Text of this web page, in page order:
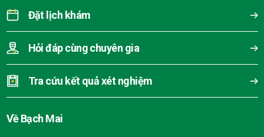
Đặt lịch khám
Hỏi đáp cùng chuyên gia
Tra cứu kết quả xét nghiệm
Về Bạch Mai